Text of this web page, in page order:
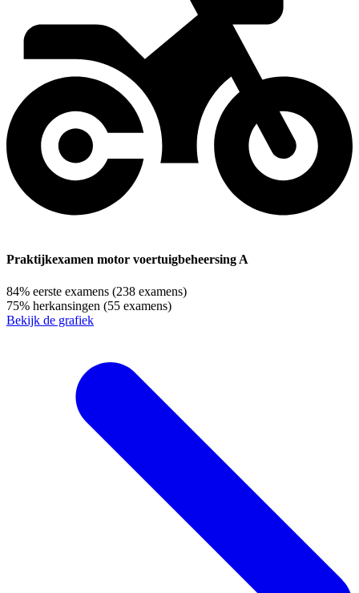
Praktijkexamen motor voertuigbeheersing A
84% eerste examens (238 examens)
75% herkansingen (55 examens)
Bekijk de grafiek